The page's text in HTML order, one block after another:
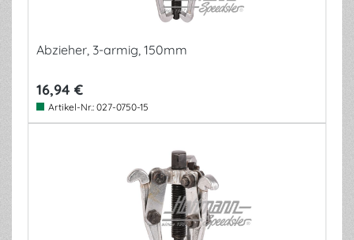
Abzieher, 3-armig, 150mm
16,94 €
Artikel-Nr.: 027-0750-15